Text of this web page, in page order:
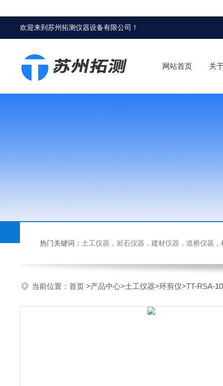
欢迎来到苏州拓测仪器设备有限公司 ！
网站首页 关
热门关键词： 土工仪器，岩石仪器，建材仪器，道桥仪器，检测
当前位置： 首页 >产品中心>土工仪器>环剪仪>TT-RSA-